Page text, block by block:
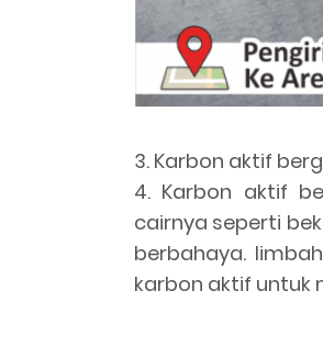
3. Karbon aktif
4. Karbon aktif
cairnya seperti
berbahaya.
karbon aktif untuk